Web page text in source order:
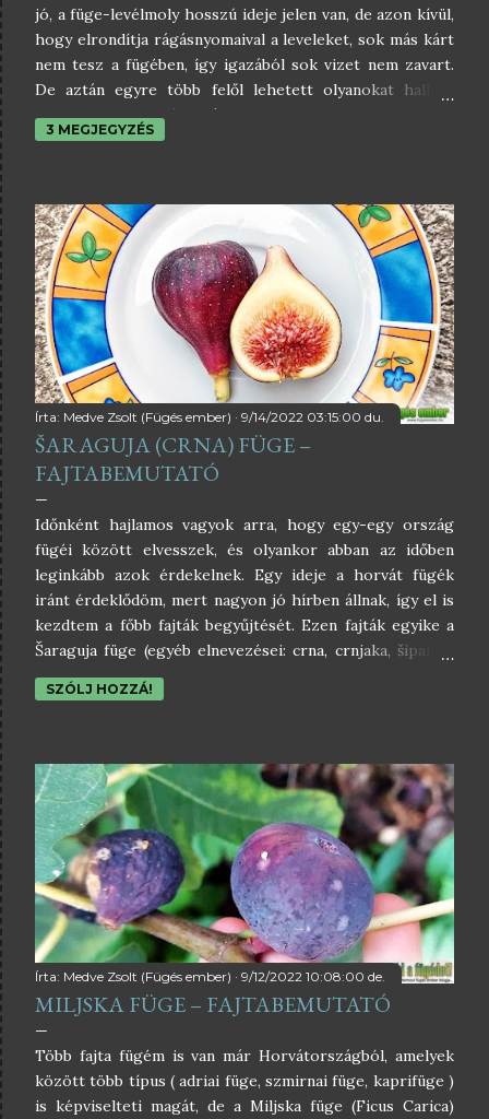
jó, a füge-levélmoly hosszú ideje jelen van, de azon kívül,
hogy elrondítja rágásnyomaival a leveleket, sok más kárt
nem tesz a fügében, így igazából sok vizet nem zavart.
De aztán egyre több felől lehetett olyanokat hallani,
hogy kukacos fügét találtak, meg hogy tele van a füge
nyüvekkel, és hogy mit lehet tenni ellene? Ahhoz
kell tenni bármit is. De sajnos a kártételt ritkán szokták
lefotózni az emberek, ami egyrészt érthető is. Ki
szeretne egy kukacokkal teli fügét fotózgatni? Pedig ez
egy nagyon fontos lépés lenne a tettes azonosítása felé,
mert sajnos a fügének több olyan kártevője is van,
amelyik ily módon károsít. Ezért ismételten megkérek
mindenkit, aki a cikkeimet olvassa, hogyha kukacos
fügével találkozik, akkor legyen szíves fényképet
készíteni, és azokat e...
3 MEGJEGYZÉS
Írta: Medve Zsolt (Fügés ember) 9/14/2022 03:15:00 du.
ŠARAGUJA (CRNA) FÜGE –
FAJTABEMUTATÓ
Időnként hajlamos vagyok arra, hogy egy-egy ország
fügéi között elvesszek, és olyankor abban az időben
leginkább azok érdekelnek. Egy ideje a horvát fügék
iránt érdeklődöm, mert nagyon jó hírben állnak, így el is
kezdtem a főbb fajták begyűjtését. Ezen fajták egyike a
Šaraguja füge (egyéb elnevezései: crna, crnjaka, šipanka,
crnka, crnjača, crnikula) , ami bár nem a legjobb horvát
füge, de mindenképpen benne van a tájegység
termesztik. Ezen kívül szerepel a Horvát Köztársaság
Fajtalistáján is. Erről a fügéről írnék most pár szót. A
Šaraguja füge növekedési eréje közepes. Habitusa a
szétterülő, és a felfelé törő közötti arany középutat
képviseli, lombkoronája pedig nyitott, nem túl gazdagon
elágazódó. Sötétzöld leveleinek nyele rövid, alakja
klasszikus fügelevél alakú, azaz nem túl mélyen szeldelt
három- vagy öt karéjos. Mivel a Šaraguja füge unifera
típusú, így az első terméshullámr...
SZÓLJ HOZZÁ!
Írta: Medve Zsolt (Fügés ember) 9/12/2022 10:08:00 de.
MILJSKA FÜGE – FAJTABEMUTATÓ
Több fajta fügém is van már Horvátországból, amelyek
között több típus ( adriai füge, szmirnai füge, kaprifüge )
is képviselteti magát, de a Miljska füge (Ficus Carica)